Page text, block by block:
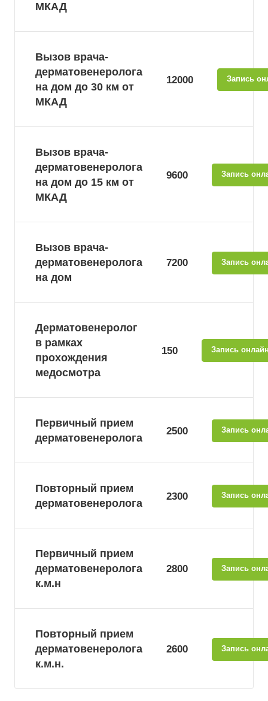
МКАД
Вызов врача-
дерматовенеролога
на дом до 30 км от
МКАД
12000 Запись
Вызов врача-
дерматовенеролога
на дом до 15 км от
МКАД
9600 Запись
Вызов врача-
дерматовенеролога
на дом
7200 Запись
Дерматовенеролог
в рамках
прохождения
медосмотра
150 Запись
Первичный прием
дерматовенеролога
2500 Запись
Повторный прием
дерматовенеролога
2300 Запись
Первичный прием
дерматовенеролога
к.м.н
2800 Запись
Повторный прием
дерматовенеролога
к.м.н.
2600 Запись